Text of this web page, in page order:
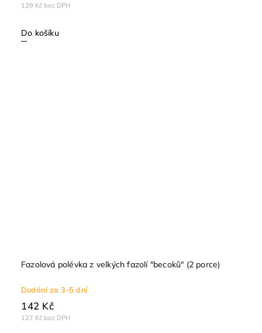
129 Kč bez DPH
Do košíku
Fazolová polévka z velkých fazolí "becoků" (2 porce)
Dodání za 3-5 dní
127 Kč bez DPH
142 Kč